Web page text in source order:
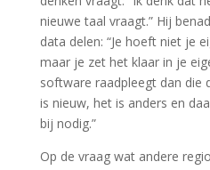
nieuwe taal vraagt.” Hij
data delen: “Je hoeft niet je
maar je zet het klaar in je
software raadpleegt dan die
is nieuw, het is anders en
bij nodig.”
Op de vraag wat andere